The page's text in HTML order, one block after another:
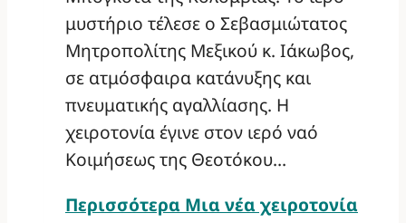
μυστήριο τέλεσε ο Σεβασμιώτατος
Μητροπολίτης Μεξικού κ. Ιάκωβος,
σε ατμόσφαιρα κατάνυξης και
πνευματικής αγαλλίασης. Η
χειροτονία έγινε στον ιερό ναό
Κοιμήσεως της Θεοτόκου…
Περισσότερα Μια νέα χειροτονία